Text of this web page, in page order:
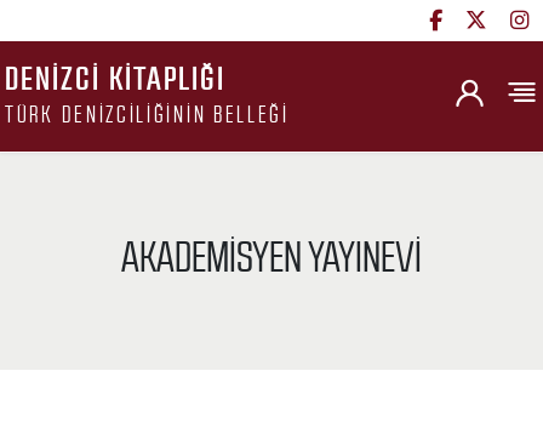
DENIZCI KITAPLIĞI
TÜRK DENIZCILIĞININ BELLEĞI
AKADEMISYEN YAYINEVI